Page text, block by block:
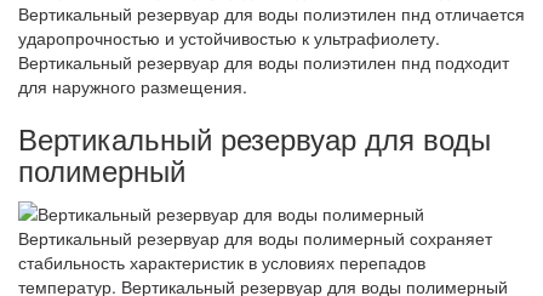
Вертикальный резервуар для воды полиэтилен пнд отличается
ударопрочностью и устойчивостью к ультрафиолету.
Вертикальный резервуар для воды полиэтилен пнд подходит
для наружного размещения.
Вертикальный резервуар для воды
полимерный
Вертикальный резервуар для воды полимерный сохраняет
стабильность характеристик в условиях перепадов
температур. Вертикальный резервуар для воды полимерный